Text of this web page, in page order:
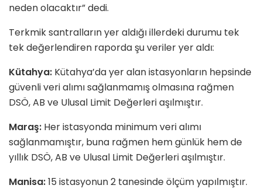
neden olacaktır” dedi.
Terkmik santralların yer aldığı illerdeki durumu tek
tek değerlendiren raporda şu veriler yer aldı:
Kütahya: Kütahya’da yer alan istasyonların hepsinde
güvenli veri alımı sağlanmamış olmasına rağmen
DSÖ, AB ve Ulusal Limit Değerleri aşılmıştır.
Maraş: Her istasyonda minimum veri alımı
sağlanmamıştır, buna rağmen hem günlük hem de
yıllık DSÖ, AB ve Ulusal Limit Değerleri aşılmıştır.
Manisa:15 istasyonun 2 tanesinde ölçüm yapılmıştır.